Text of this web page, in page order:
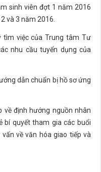
sinh viên đợt 1 năm 2016
và 3 năm 2016.
tìm việc của Trung tâm Tư
nhu cầu tuyển dụng của
dẫn chuẩn bị hồ sơ ứng
về định hướng nguồn nhân
bí quyết tham gia các buổi
về văn hóa giao tiếp và